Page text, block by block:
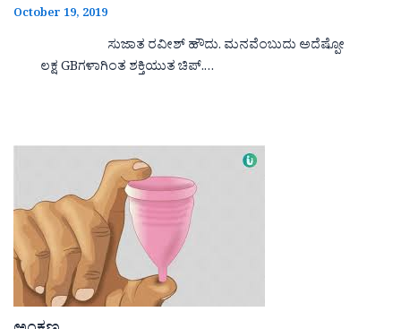
October 19, 2019
ಸುಜಾತ ರವೀಶ್ ಹೌದು. ಮನವೆಂಬುದು ಅದೆಷ್ಪೋ
ಲಕ್ಷ GBಗಳಾಗಿಂತ ಶಕ್ತಿಯುತ ಚಿಪ್.…